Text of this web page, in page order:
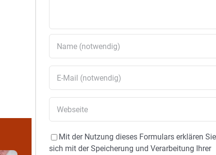
Mit der Nutzung dieses Formulars erklären Sie
sich mit der Speicherung und Verarbeitung Ihrer